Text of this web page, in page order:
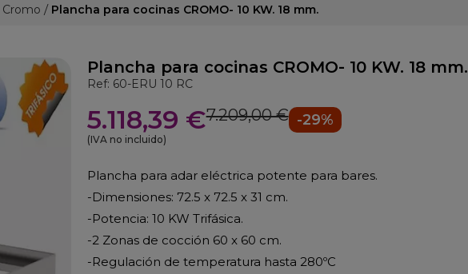
Cromo Plancha para cocinas CROMO- 10 KW. 18 mm.
Plancha para cocinas CROMO- 10 KW. 18 mm.
Ref: 60-ERU 10 RC
5.118,39 €7.209,00 € -29%
(IVA no incluido)
Plancha para adar eléctrica potente para bares.
-Dimensiones: 72.5 x 72.5 x 31 cm.
-Potencia: 10 KW Trifásica.
-2 Zonas de cocción 60 x 60 cm.
-Regulación de temperatura hasta 280ºC